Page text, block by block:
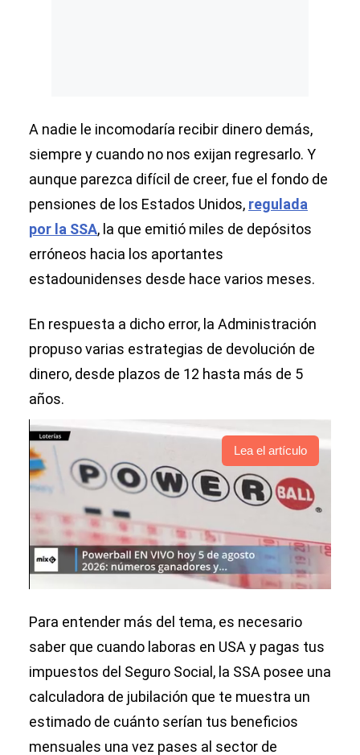
A nadie le incomodaría recibir dinero demás,
siempre y cuando no nos exijan regresarlo. Y
aunque parezca difícil de creer, fue el fondo de
pensiones de los Estados Unidos, regulada
por la SSA, la que emitió miles de depósitos
erróneos hacia los aportantes
estadounidenses desde hace varios meses.
En respuesta a dicho error, la Administración
propuso varias estrategias de devolución de
dinero, desde plazos de 12 hasta más de 5
años.
Lea el artículo
Para entender más del tema, es necesario
saber que cuando laboras en USA y pagas tus
impuestos del Seguro Social, la SSA posee una
calculadora de jubilación que te muestra un
estimado de cuánto serían tus beneficios
mensuales una vez pases al sector de